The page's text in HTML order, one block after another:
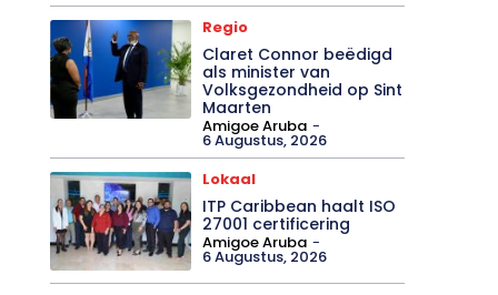
Regio
Claret Connor beëdigd
als minister van
Volksgezondheid op Sint
Maarten
Amigoe Aruba -
6 Augustus, 2026
Lokaal
ITP Caribbean haalt ISO
27001 certificering
Amigoe Aruba -
6 Augustus, 2026